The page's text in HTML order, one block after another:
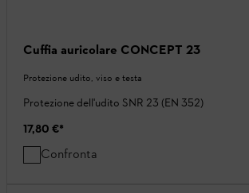
Cuffia auricolare CONCEPT 23
Protezione udito, viso e testa
Protezione dell'udito SNR 23 (EN 352)
17,80 €*
Confronta